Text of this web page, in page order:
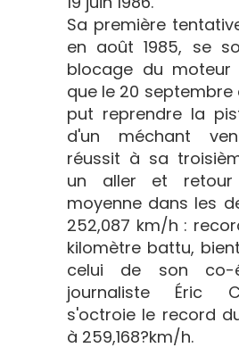
Sa première
en août 1985, se
blocage du
que le 20 septembre
put reprendre la
d'un méchant
réussit à sa
un aller et
moyenne dans les
252,087 km/h :
kilomètre battu,
celui de son co-
journaliste Éric
s'octroie le record
à 259,168?km/h.